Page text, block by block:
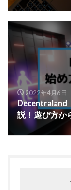
2022年4月6日
Decentraland
説！遊び方か